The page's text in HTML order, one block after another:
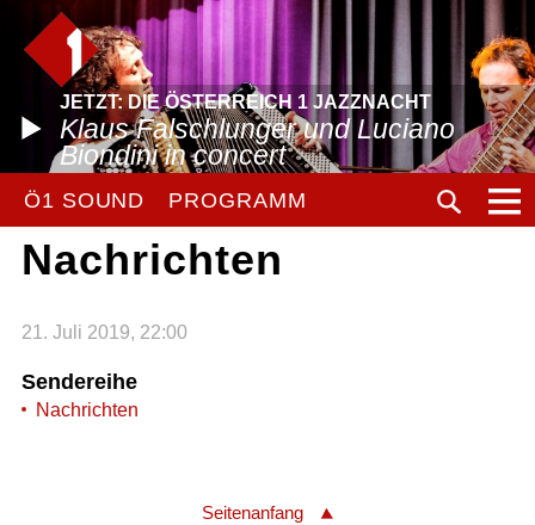
JETZT: DIE ÖSTERREICH 1 JAZZNACHT
Klaus Falschlunger und Luciano
Biondini in concert
Ö1 SOUND PROGRAMM
Nachrichten
21. Juli 2019, 22:00
Sendereihe
Nachrichten
Seitenanfang